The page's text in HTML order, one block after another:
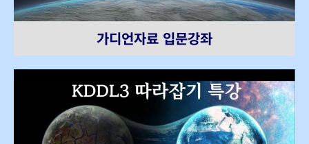
가디언자료 입문강좌